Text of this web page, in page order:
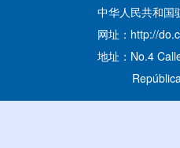
中华人民共和国
网址：http://
地址：No.4